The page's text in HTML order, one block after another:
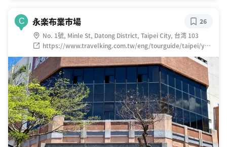
C 永楽布業市場
No. 1號, Minle St, Datong District, Taipei City, 台湾 103
https://www.travelking.com.tw/eng/tourguide/taipei/yon
gle-market.html
26